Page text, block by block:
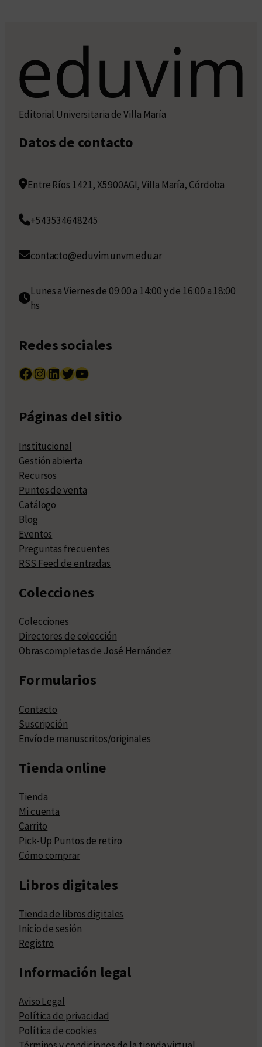
Editorial Universitaria de Villa María
Datos de contacto
Entre Ríos 1421, X5900AGI, Villa María, Córdoba
+543534648245
contacto@eduvim.unvm.edu.ar
Lunes a Viernes de 09:00 a 14:00 y de 16:00 a 18:00
hs
Redes sociales
Facebook InstagramLinkedIn Twitter YouTube
Páginas del sitio
Institucional
Gestión abierta
Recursos
Puntos de venta
Catálogo
Blog
Eventos
Preguntas frecuentes
RSS Feed de entradas
Colecciones
Colecciones
Directores de colección
Obras completas de José Hernández
Formularios
Contacto
Suscripción
Envío de manuscritos/originales
Tienda online
Tienda
Mi cuenta
Carrito
Pick-Up Puntos de retiro
Cómo comprar
Libros digitales
Tienda de libros digitales
Inicio de sesión
Registro
Información legal
Aviso Legal
Política de privacidad
Política de cookies